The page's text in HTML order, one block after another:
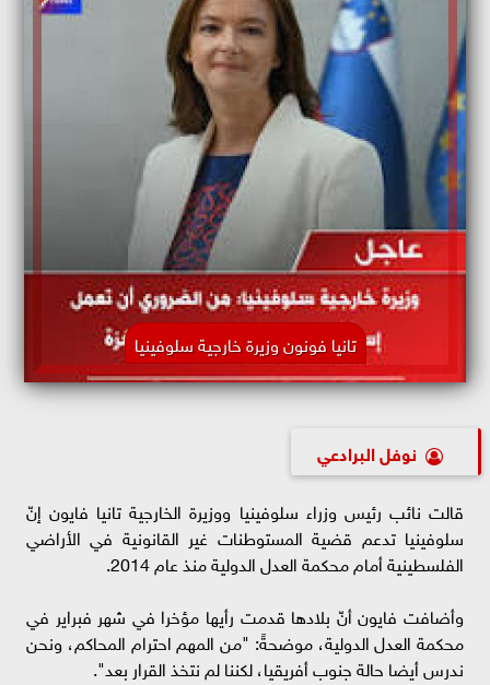
تانيا فونون وزيرة خارجية سلوفينيا
نوفل البرادعي
قالت نائب رئيس وزراء سلوفينيا ووزيرة الخارجية تانيا فايون إنّ
سلوفينيا تدعم قضية المستوطنات غير القانونية في الأراضي
الفلسطينية أمام محكمة العدل الدولية منذ عام 2014.
وأضافت فايون أنّ بلادها قدمت رأيها مؤخرا في شهر فبراير في
محكمة العدل الدولية، موضحةً: "من المهم احترام المحاكم، ونحن
ندرس أيضا حالة جنوب أفريقيا، لكننا لم نتخذ القرار بعد".